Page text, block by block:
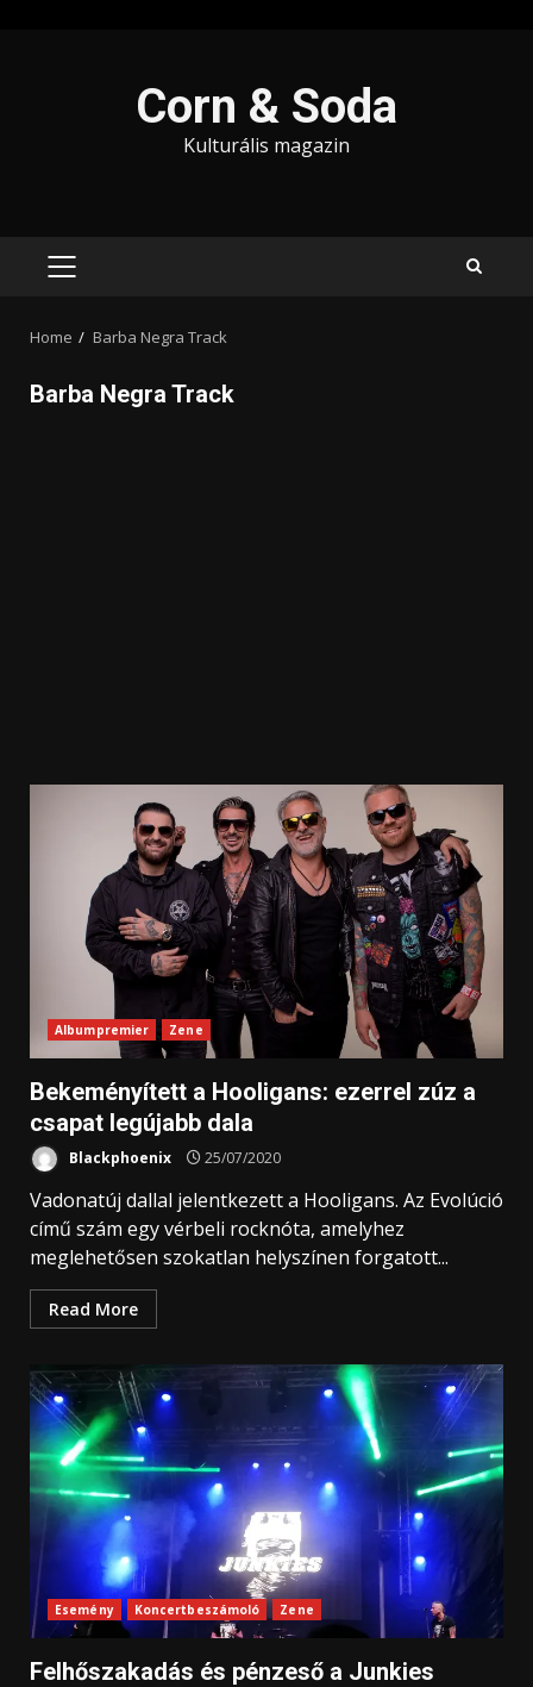
Corn & Soda
Kulturális magazin
PRIMARY
Home Barba Negra Track
Barba Negra Track
Albumpremier Zene
Bekeményített a Hooligans: ezerrel zúz a
csapat legújabb dala
Blackphoenix 25/07/2020
Vadonatúj dallal jelentkezett a Hooligans. Az Evolúció
című szám egy vérbeli rocknóta, amelyhez
meglehetősen szokatlan helyszínen forgatott...
Read More
Esemény Koncertbeszámoló Zene
Felhőszakadás és pénzeső a Junkies